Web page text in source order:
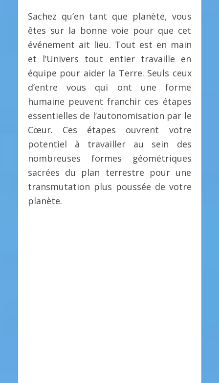
Sachez qu’en tant que planète, vous
êtes sur la bonne voie pour que cet
événement ait lieu. Tout est en main
et l’Univers tout entier travaille en
équipe pour aider la Terre. Seuls ceux
d’entre vous qui ont une forme
humaine peuvent franchir ces étapes
essentielles de l’autonomisation par le
Cœur. Ces étapes ouvrent votre
potentiel à travailler au sein des
nombreuses formes géométriques
sacrées du plan terrestre pour une
transmutation plus poussée de votre
planète.